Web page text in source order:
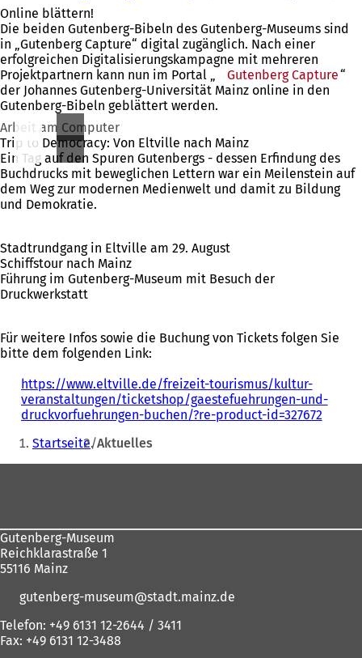
Online blättern!
Die beiden Gutenberg-Bibeln des Gutenberg-Museums sind
in „Gutenberg Capture“ digital zugänglich. Nach einer
erfolgreichen Digitalisierungskampagne mit mehreren
Projektpartnern kann nun im Portal „
Gutenberg Capture“
der Johannes Gutenberg-Universität Mainz online in den
Gutenberg-Bibeln geblättert werden.
Arbeit am Computer
Trip to Democracy: Von Eltville nach Mainz
Ein Tag auf den Spuren Gutenbergs - dessen Erfindung des
Buchdrucks mit beweglichen Lettern war ein Meilenstein auf
dem Weg zur modernen Medienwelt und damit zu Bildung
und Demokratie.
Stadtrundgang in Eltville am 29. August
Schiffstour nach Mainz
Führung im Gutenberg-Museum mit Besuch der
Druckwerkstatt
Für weitere Infos sowie die Buchung von Tickets folgen Sie
bitte dem folgenden Link:
https://www.eltville.de/freizeit-tourismus/kultur-
veranstaltungen/ticketshop/gaestefuehrungen-und-
druckvorfuehrungen-buchen/?re-product-id=327672
f
Sie
befinden
Startseite Aktuelles
Gutenberg-Museum
Reichklarastraße 1
55116 Mainz
gutenberg-museum
stadt.mainz de
Telefon: +49 6131 12-2644 / 3411
Fax: +49 6131 12-3488